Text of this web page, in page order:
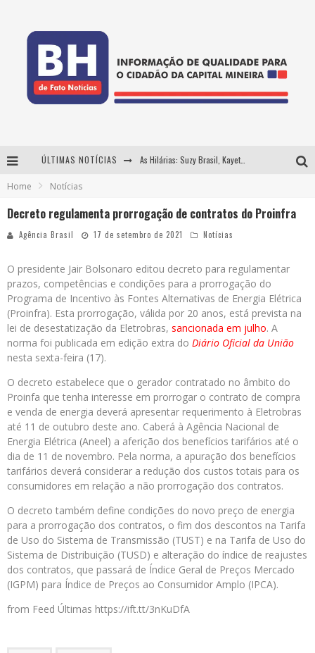
ÚLTIMAS NOTÍCIAS As Hilárias: Suzy Brasil, Kayete e Karoline Absinto retornam a Belo Horizonte para apresentação única no Teatro Sesiminas
Usecorp consolida a 'economia do uso' no B2B brasileiro, vira S.A. e impulsiona expansão com novo fundo estruturado
Home Notícias
Decreto regulamenta prorrogação de contratos do Proinfra
Agência Brasil 17 de setembro de 2021 Notícias
O presidente Jair Bolsonaro editou decreto para regulamentar
prazos, competências e condições para a prorrogação do
Programa de Incentivo às Fontes Alternativas de Energia Elétrica
(Proinfra). Esta prorrogação, válida por 20 anos, está prevista na
lei de desestatização da Eletrobras, sancionada em julho. A
norma foi publicada em edição extra do Diário Oficial da União
nesta sexta-feira (17).
O decreto estabelece que o gerador contratado no âmbito do
Proinfa que tenha interesse em prorrogar o contrato de compra
e venda de energia deverá apresentar requerimento à Eletrobras
até 11 de outubro deste ano. Caberá à Agência Nacional de
Energia Elétrica (Aneel) a aferição dos benefícios tarifários até o
dia de 11 de novembro. Pela norma, a apuração dos benefícios
tarifários deverá considerar a redução dos custos totais para os
consumidores em relação a não prorrogação dos contratos.
O decreto também define condições do novo preço de energia
para a prorrogação dos contratos, o fim dos descontos na Tarifa
de Uso do Sistema de Transmissão (TUST) e na Tarifa de Uso do
Sistema de Distribuição (TUSD) e alteração do índice de reajustes
dos contratos, que passará de Índice Geral de Preços Mercado
(IGPM) para Índice de Preços ao Consumidor Amplo (IPCA).
from Feed Últimas https://ift.tt/3nKuDfA